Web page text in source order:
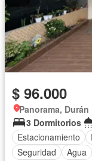
$ 96.000
Panorama, Durán
3 Dormitorios
Estacionamiento
Seguridad
Agua